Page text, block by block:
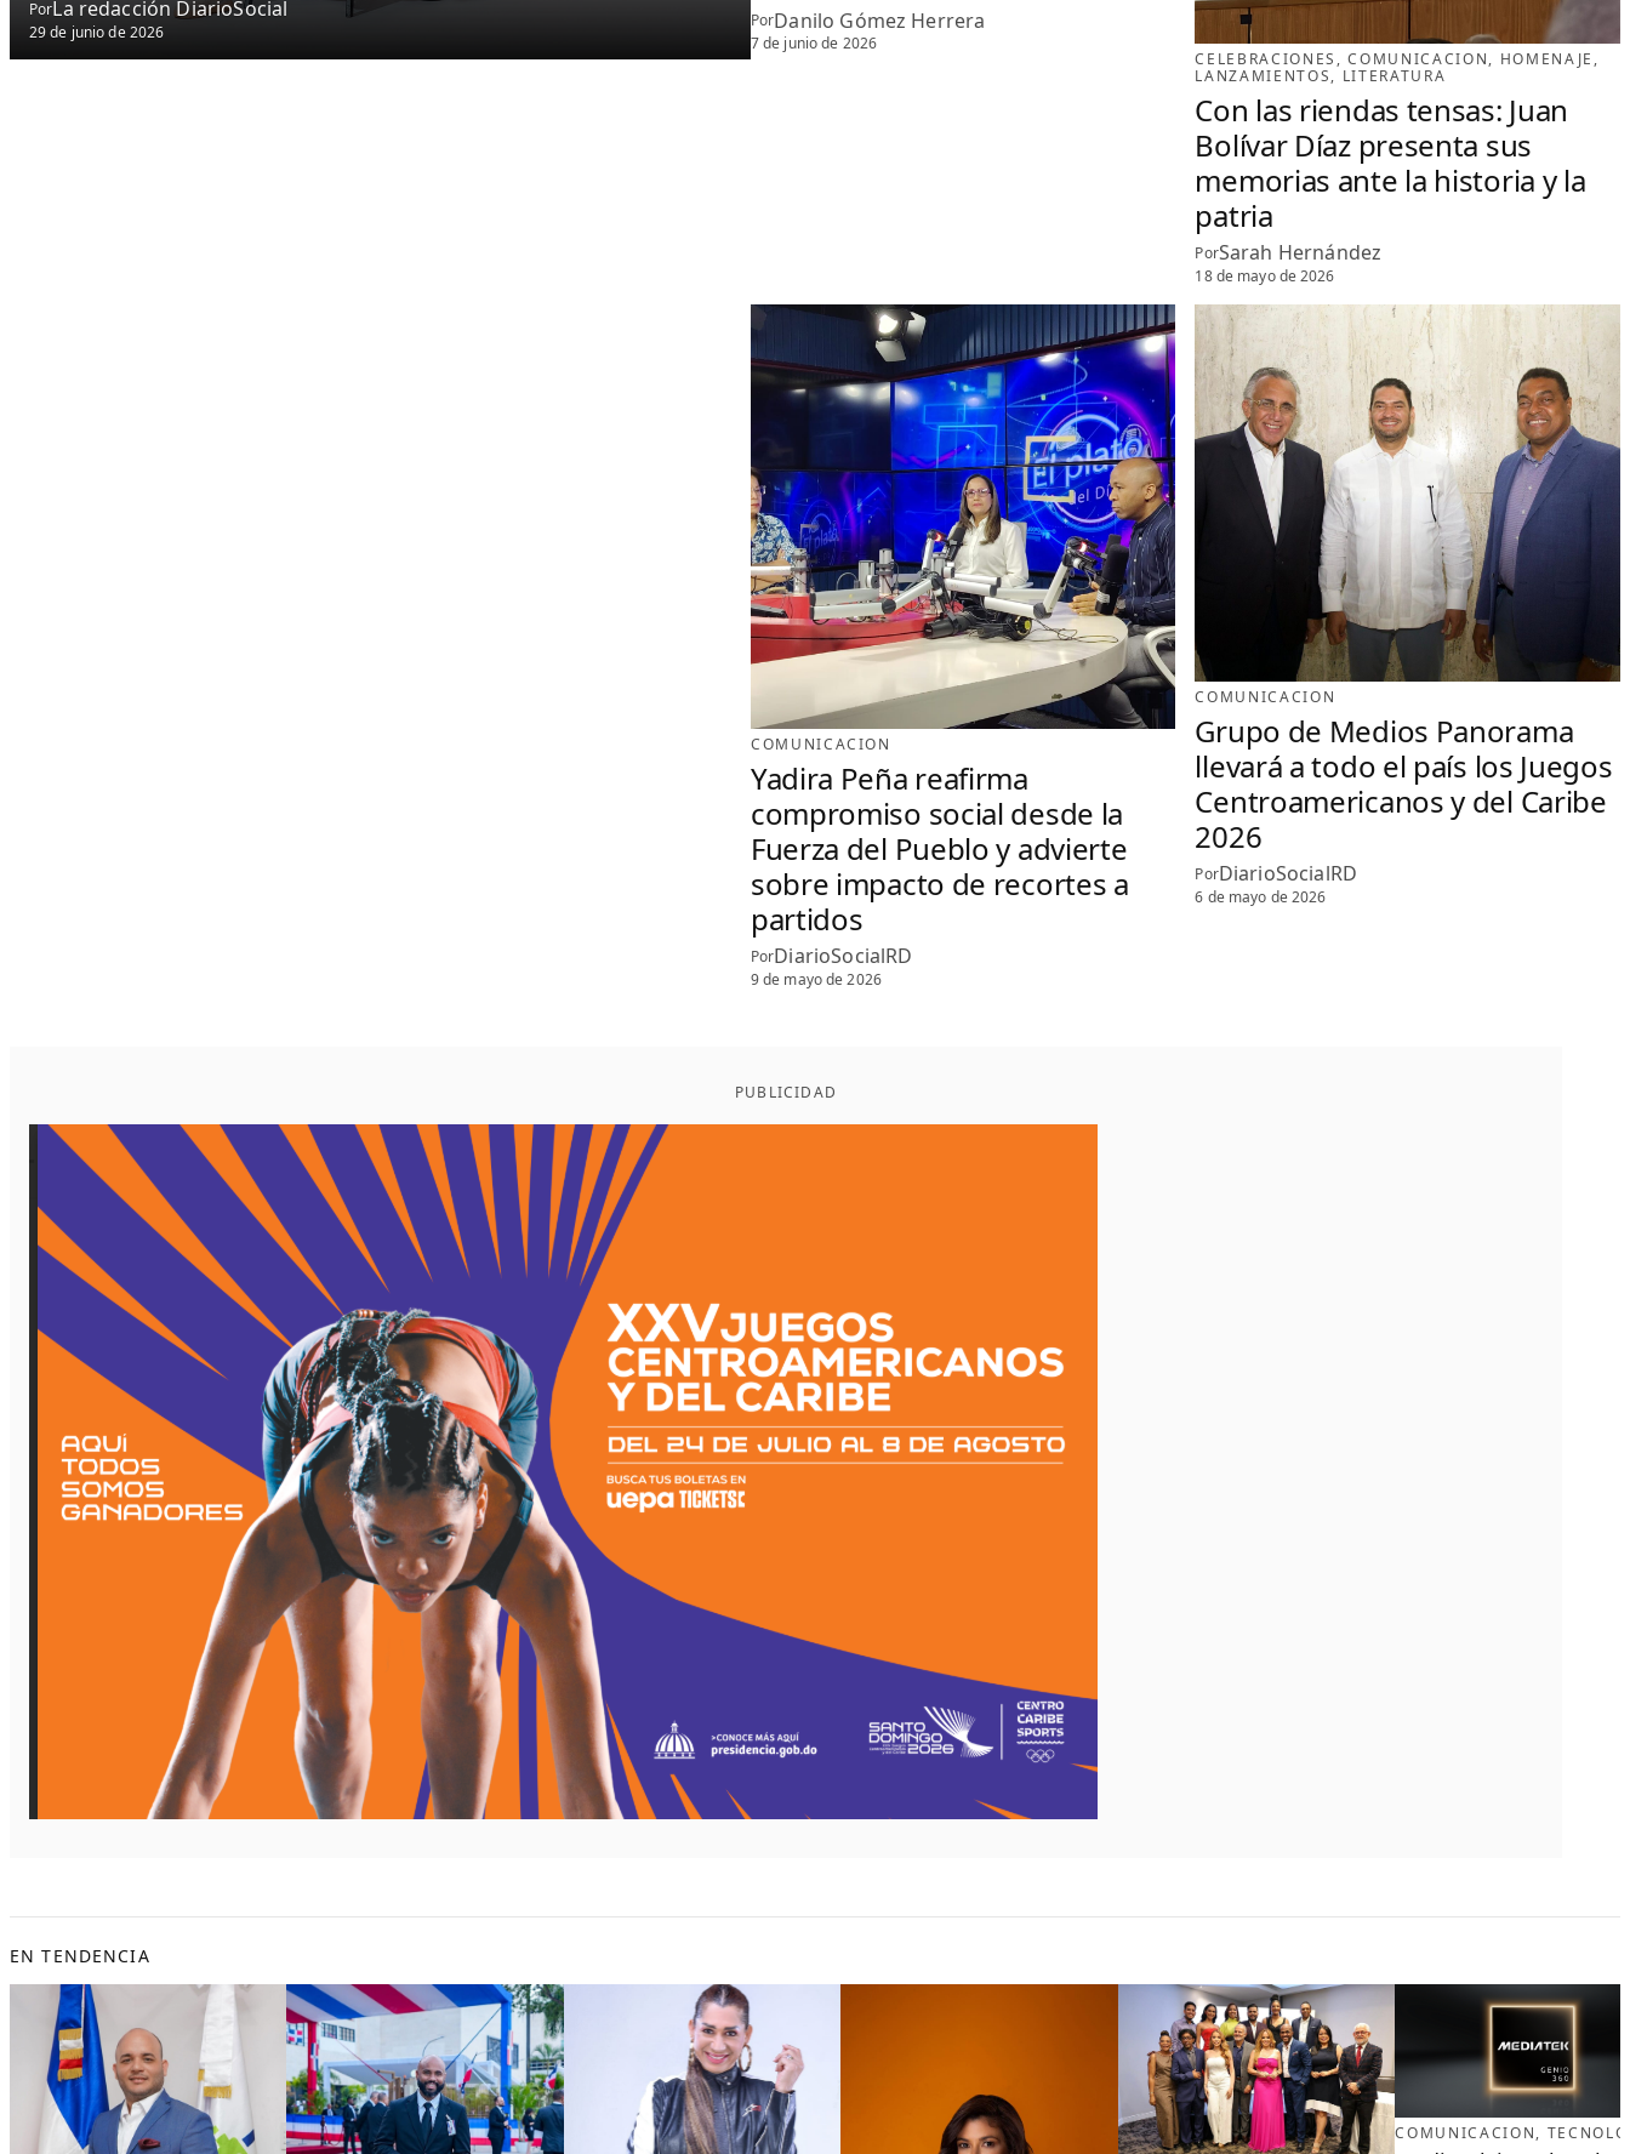
PorLa redacción DiarioSocial
29 de junio de 2026
PorDanilo Gómez Herrera
7 de junio de 2026
CELEBRACIONES , COMUNICACION, HOMENAJE
LANZAMIENTOS, LITERATURA
Con las riendas tensas: Juan
Bolívar Díaz presenta sus
memorias ante la historia y la
patria
PorSarah Hernández
18 de mayo de 2026
COMUNICACION
Yadira Peña reafirma
compromiso social desde la
Fuerza del Pueblo y advierte
sobre impacto de recortes a
partidos
PorDiarioSocialRD
9 de mayo de 2026
COMUNICACION
Grupo de Medios Panorama
llevará a todo el país los Juegos
Centroamericanos y del Caribe
2026
PorDiarioSocialRD
6 de mayo de 2026
PUBLICIDAD
EN TENDENCIA
COMUNICACION,